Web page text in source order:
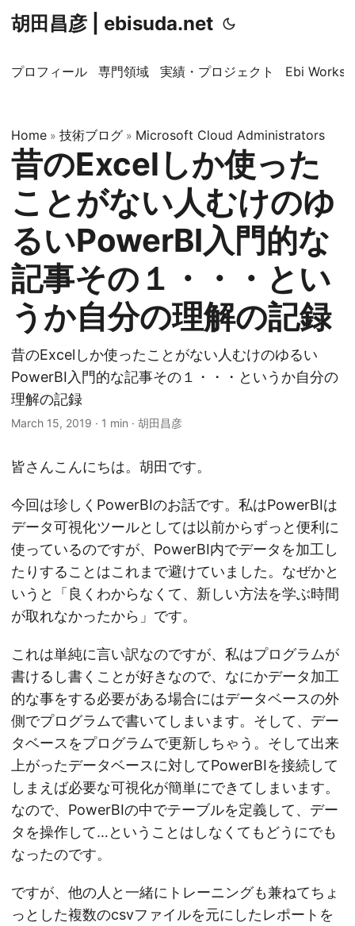
胡田昌彦 | ebisuda.net
プロフィール 専門領域 実績・プロジェクト Ebi
Home » 技術ブログ » Microsoft Cloud Administrators
昔のExcelしか使った
ことがない人むけのゆ
るいPowerBI入門的な
記事その１・・・とい
うか自分の理解の記録
昔のExcelしか使ったことがない人むけのゆるい
PowerBI入門的な記事その１・・・というか自分の
理解の記録
March 15, 2019 · 1 min · 胡田昌彦
皆さんこんにちは。胡田です。
今回は珍しくPowerBIのお話です。私はPowerBIは
データ可視化ツールとしては以前からずっと便利に
使っているのですが、PowerBI内でデータを加工し
たりすることはこれまで避けていました。なぜかと
いうと「良くわからなくて、新しい方法を学ぶ時間
が取れなかったから」です。
これは単純に言い訳なのですが、私はプログラムが
書けるし書くことが好きなので、なにかデータ加工
的な事をする必要がある場合にはデータベースの外
側でプログラムで書いてしまいます。そして、デー
タベースをプログラムで更新しちゃう。そして出来
上がったデータベースに対してPowerBIを接続して
しまえば必要な可視化が簡単にできてしまいます。
なので、PowerBIの中でテーブルを定義して、デー
タを操作して…ということはしなくてもどうにでも
なったのです。
ですが、他の人と一緒にトレーニングも兼ねてちょ
っとした複数のcsvファイルを元にしたレポートを